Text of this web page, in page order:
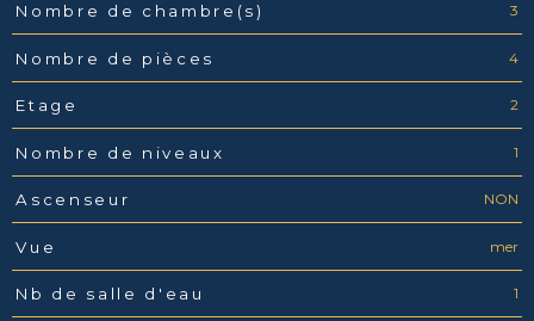
Nombre de chambre(s) 3
Nombre de pièces 4
Etage 2
Nombre de niveaux 1
Ascenseur NON
Vue mer
Nb de salle d'eau 1